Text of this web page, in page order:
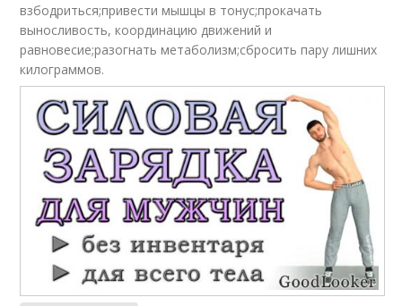
взбодриться;привести мышцы в тонус;прокачать
выносливость, координацию движений и
равновесие;разогнать метаболизм;сбросить пару лишних
килограммов.